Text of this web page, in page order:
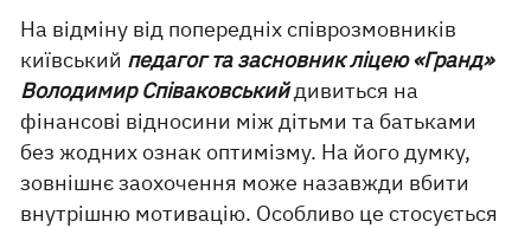
На відміну від попередніх співрозмовників
київський педагог та засновник ліцею «Гранд»
Володимир Співаковськийдивиться на
фінансові відносини між дітьми та батьками
без жодних ознак оптимізму. На його думку,
зовнішнє заохочення може назавжди вбити
внутрішню мотивацію. Особливо це стосується